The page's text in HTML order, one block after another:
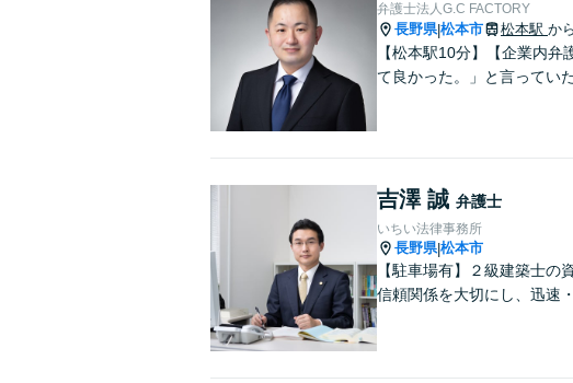
弁護士法人G.C FACTORY
長野県|松本市 松本駅 か
【松本駅10分】【企業内
て良かった。」と言ってい
吉澤 誠 弁護士
いちい法律事務所
長野県|松本市
【駐車場有】２級建築士
信頼関係を大切にし、迅速